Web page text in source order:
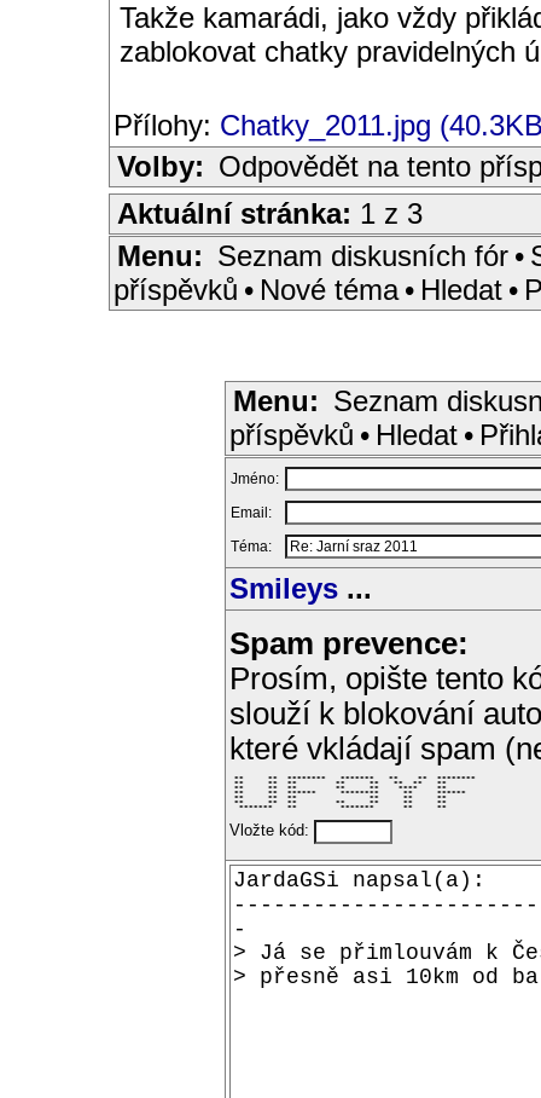
Takže kamarádi, jako vždy
zablokovat chatky pravidelných
Přílohy: Chatky_2011.jpg
Volby: Odpovědět na tento
Aktuální stránka: 1 z 3
Menu: Seznam diskusních fór •
příspěvků • Nové téma • Hledat •
Menu: Seznam
příspěvků • Hledat •
Jméno:
Email:
Téma:
Smileys ...
Spam prevence:
Prosím, opište tento
slouží k blokování
které vkládají spam
**     **  ********   *******   **    **  ********
**     **  **        **     **   **  **   **
**     **  **        **     **    ****    **
**     **  ******     ********     **     ******
**     **  **               **     **     **
**     **  **        **     **     **     **
  *******   **         *******      **     **
Vložte kód: